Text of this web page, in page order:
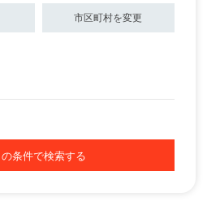
市区町村を変更
の条件で検索する